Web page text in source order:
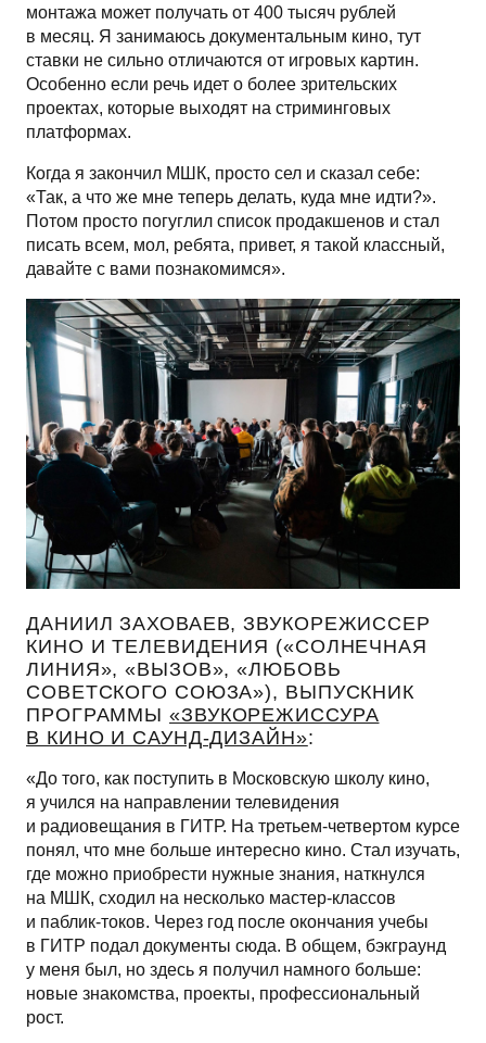
монтажа может получать от 400 тысяч рублей
в месяц. Я занимаюсь документальным кино, тут
ставки не сильно отличаются от игровых картин.
Особенно если речь идет о более зрительских
проектах, которые выходят на стриминговых
платформах.
Когда я закончил МШК, просто сел и сказал себе:
«Так, а что же мне теперь делать, куда мне идти?».
Потом просто погуглил список продакшенов и стал
писать всем, мол, ребята, привет, я такой классный,
давайте с вами познакомимся».
ДАНИИЛ ЗАХОВАЕВ, ЗВУКОРЕЖИССЕР
КИНО И ТЕЛЕВИДЕНИЯ («СОЛНЕЧНАЯ
ЛИНИЯ», «ВЫЗОВ», «ЛЮБОВЬ
СОВЕТСКОГО СОЮЗА»), ВЫПУСКНИК
ПРОГРАММЫ «ЗВУКОРЕЖИССУРА
В КИНО И САУНД-ДИЗАЙН»:
«До того, как поступить в Московскую школу кино,
я учился на направлении телевидения
и радиовещания в ГИТР. На третьем-четвертом курсе
понял, что мне больше интересно кино. Стал изучать,
где можно приобрести нужные знания, наткнулся
на МШК, сходил на несколько мастер-классов
и паблик-токов. Через год после окончания учебы
в ГИТР подал документы сюда. В общем, бэкграунд
у меня был, но здесь я получил намного больше:
новые знакомства, проекты, профессиональный
рост.